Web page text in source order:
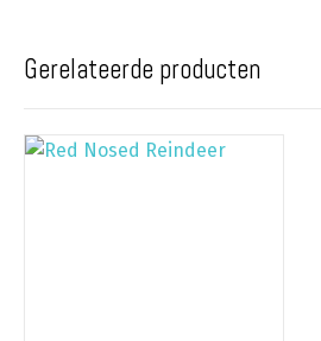
Gerelateerde producten